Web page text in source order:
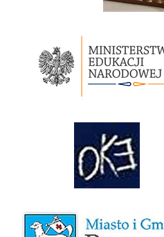
Ministerstwo Edukacji Narodowej
Okręgowa Komicja
Miasto i Gmina Piwniczna-Zdrój